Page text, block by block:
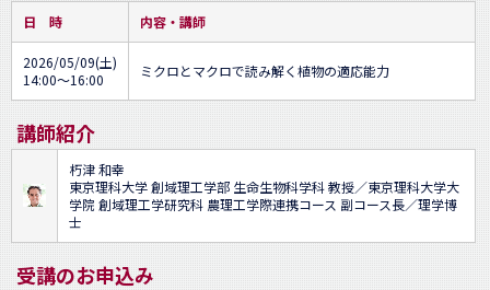
日 時 内容・講師
2026/05/09(土)
14:00～16:00
ミクロとマクロで読み解く植物の適応能力
講師紹介
朽津 和幸
東京理科大学 創域理工学部 生命生物科学科 教授／東京理科大学大
学院 創域理工学研究科 農理工学際連携コース 副コース長／理学博
士
受講のお申込み